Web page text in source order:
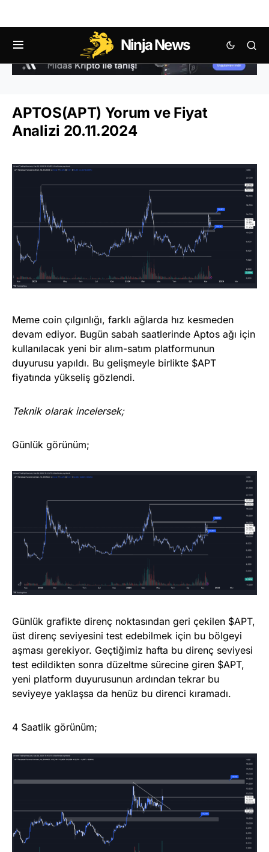
Ninja News
APTOS(APT) Yorum ve Fiyat
Analizi 20.11.2024
Meme coin çılgınlığı, farklı ağlarda hız kesmeden
devam ediyor. Bugün sabah saatlerinde Aptos ağı için
kullanılacak yeni bir alım-satım platformunun
duyurusu yapıldı. Bu gelişmeyle birlikte $APT
fiyatında yükseliş gözlendi.
Teknik olarak incelersek;
Günlük görünüm;
Günlük grafikte direnç noktasından geri çekilen $APT,
üst direnç seviyesini test edebilmek için bu bölgeyi
aşması gerekiyor. Geçtiğimiz hafta bu direnç seviyesi
test edildikten sonra düzeltme sürecine giren $APT,
yeni platform duyurusunun ardından tekrar bu
seviyeye yaklaşsa da henüz bu direnci kıramadı.
4 Saatlik görünüm;